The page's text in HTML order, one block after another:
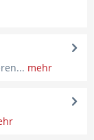
mehr